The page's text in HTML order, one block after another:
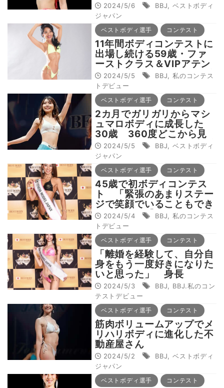
2024/5/6 BBJ
ベストボディ
ジャパン
ベストボディ選手 コンテスト
11年間ボディコンテストに
出場し続ける59歳・ファ
ーストクラス＆VIPアテン
ド 初出場のきっかけは雑
誌のモデル撮影【私のコン
テストデビュー】
2024/5/5 BBJ
私のコンテス
トデビュー
ベストボディ選手 コンテスト
2カ月でガリガリからマシ
ュマロボディに成長した
30歳 360度どこから見
ても細いくびれを作り上げ
る
2024/5/5 BBJ
ベストボディ
ジャパン
ベストボディ選手 コンテスト
45歳で初ボディコンテス
ト 「緊張のあまりステー
ジで笑顔でいることもでき
なかった」【私のコンテス
トデビュー】
2024/5/4 BBJ
私のコンテス
トデビュー
ベストボディ選手 コンテスト
「離婚を経験して、自分自
身をもう一度好きになりた
いと思った」 身長
170cmで魅せた白ビキニ
姿【私のコンテストデビュ
ー】
2024/5/3 BBJ
BBJ.私のコン
テストデビュー
ベストボディ選手 コンテスト
筋肉ボリュームアップでメ
リハリボディに進化した不
動産屋さん
2024/5/2 BBJ
ベストボディ
ジャパン
ベストボディ選手 コンテスト